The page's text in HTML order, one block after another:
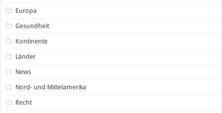
Europa
Gesundheit
Kontinente
Länder
News
Nord- und Mittelamerika
Recht